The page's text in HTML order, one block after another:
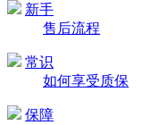
新手
售后流程
常识
如何享受质保
保障